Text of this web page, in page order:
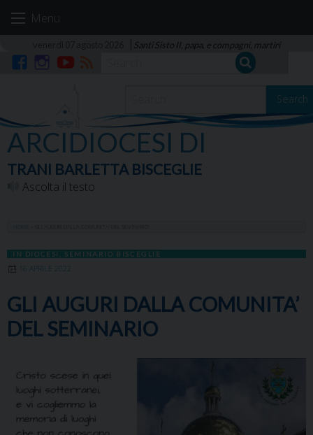
Menu
Santi Sisto II, papa, e compagni, martiri
Search
ARCIDIOCESI DI
TRANI BARLETTA BISCEGLIE
Ascolta il testo
IN DIOCESI SEMINARIO BISCEGLIE
16 APRILE 2022
GLI AUGURI DALLA COMUNITA’
DEL SEMINARIO